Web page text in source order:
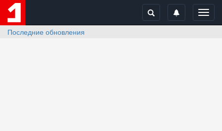
Последние обновления